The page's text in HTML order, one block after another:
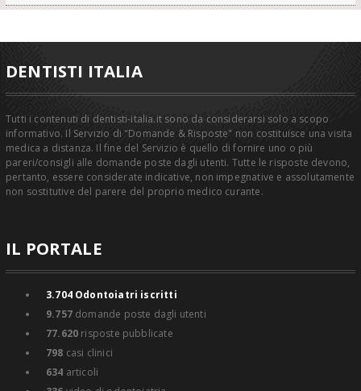
DENTISTI ITALIA
Tutti i contenuti di dentisti-italia.it sono da considerarsi solo a scopo
informativo. Il Servizio di "Domande & Risposte" non costituisce una visita
medica a distanza. Il fine del Servizio è quello di fornire uno o più
pareri/consigli alle domande poste dagli utenti. Tutte le risposte devono,
pertanto, essere considerate indicative, non impegnative e assolutamente
non sostitutive del parere del proprio medico curante.
IL PORTALE
3.704Odontoiatri iscritti
9.757domande poste dagli utenti
77.620 risposte pubblicate
798 casi clinici
634 articoli